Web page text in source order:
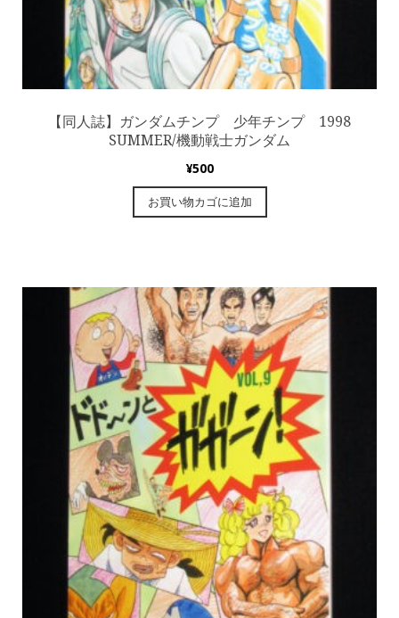
【同人誌】ガンダムチンプ 少年チンプ 1998
SUMMER/機動戦士ガンダム
¥500
お買い物カゴに追加